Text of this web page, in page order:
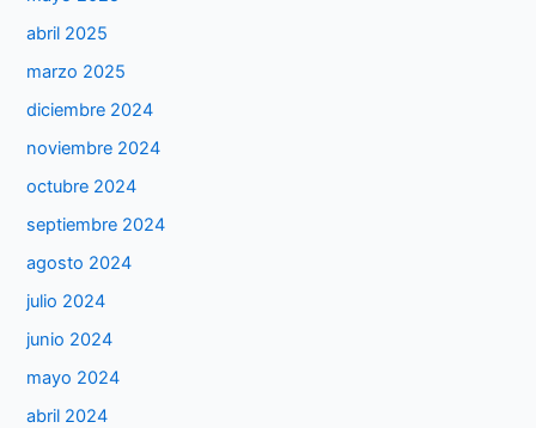
abril 2025
marzo 2025
diciembre 2024
noviembre 2024
octubre 2024
septiembre 2024
agosto 2024
julio 2024
junio 2024
mayo 2024
abril 2024